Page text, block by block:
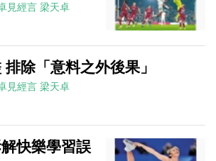
見經言 梁天卓
除「意料之外後果」
見經言 梁天卓
快樂學習誤